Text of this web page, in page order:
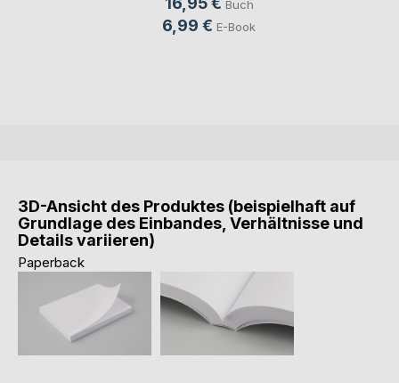
Buch
6,99 € E-Book
3D-Ansicht des Produktes (beispielhaft auf
Grundlage des Einbandes, Verhältnisse und
Details variieren)
Paperback